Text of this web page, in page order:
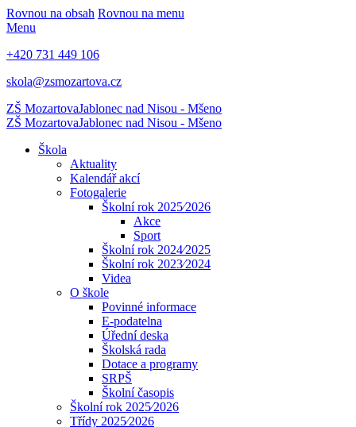
Rovnou na obsah Rovnou na menu
Menu
+420 731 449 106
skola@zsmozartova.cz
ZŠ MozartovaJablonec nad Nisou - Mšeno
ZŠ MozartovaJablonec nad Nisou - Mšeno
Škola
Aktuality
Kalendář akcí
Fotogalerie
Školní rok 2025⁄2026
Akce
Sport
Školní rok 2024⁄2025
Školní rok 2023⁄2024
Videa
O škole
Povinné informace
E-podatelna
Úřední deska
Školská rada
Dotace a programy
SRPŠ
Školní časopis
Školní rok 2025⁄2026
Třídy 2025⁄2026